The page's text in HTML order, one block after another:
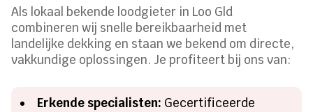
Als lokaal bekende loodgieter in Loo Gld
combineren wij snelle bereikbaarheid met
landelijke dekking en staan we bekend om directe,
vakkundige oplossingen. Je profiteert bij ons van:
Erkende specialisten: Gecertificeerde